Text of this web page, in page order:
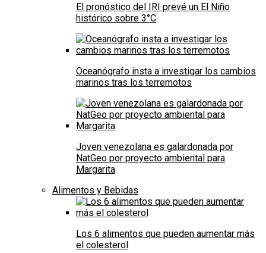
El pronóstico del IRI prevé un El Niño
histórico sobre 3°C
Oceanógrafo insta a investigar los cambios
marinos tras los terremotos
Joven venezolana es galardonada por
NatGeo por proyecto ambiental para
Margarita
Alimentos y Bebidas
Los 6 alimentos que pueden aumentar más
el colesterol